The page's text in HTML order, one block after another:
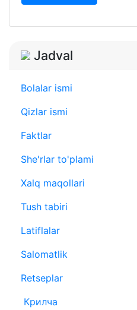
Jadval
Bolalar ismi
Qizlar ismi
Faktlar
She'rlar to'plami
Xalq maqollari
Tush tabiri
Latiflalar
Salomatlik
Retseplar
Крилча